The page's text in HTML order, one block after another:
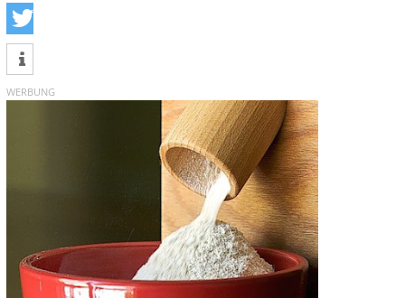
teilen
tweet
WERBUNG